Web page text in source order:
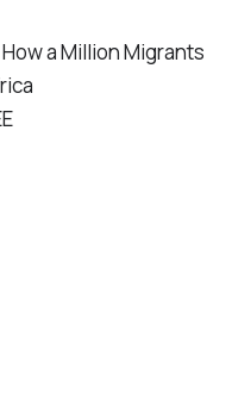
How a Million Migrants